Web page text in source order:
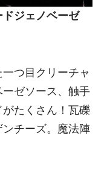
ジェノベーゼ
つ目クリーチャ
ゼソース、触手
たくさん！瓦礫
チーズ。魔法陣